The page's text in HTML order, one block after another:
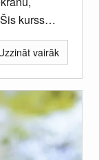
kurss
vairāk